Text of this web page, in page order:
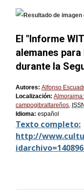
El "Informe
alemanes
durante la
Autores: Alfonso
Localización:
campogibraltareños
Idioma: español
Texto completo:
http://